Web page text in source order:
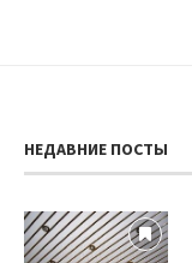
НЕДАВНИЕ ПОСТЫ